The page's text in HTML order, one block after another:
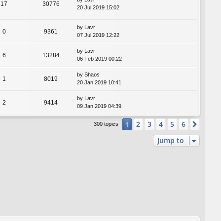
17 30776
20 Jul 2019 15:02
0 9361
by Lavr
07 Jul 2019 12:22
6 13284
by Lavr
06 Feb 2019 00:22
1 8019
by Shaos
20 Jan 2019 10:41
2 9414
by Lavr
09 Jan 2019 04:39
300 topics 1 2 3 4 5 6
Jump to